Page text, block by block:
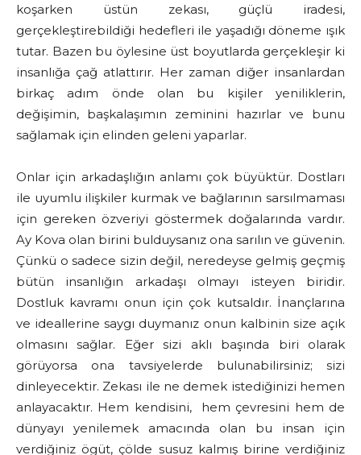
koşarken üstün zekası, güçlü iradesi,
gerçekleştirebildiği hedefleri ile yaşadığı döneme ışık
tutar. Bazen bu öylesine üst boyutlarda gerçekleşir ki
insanlığa çağ atlattırır. Her zaman diğer insanlardan
birkaç adım önde olan bu kişiler yeniliklerin,
değişimin, başkalaşımın zeminini hazırlar ve bunu
sağlamak için elinden geleni yaparlar.
Onlar için arkadaşlığın anlamı çok büyüktür. Dostları
ile uyumlu ilişkiler kurmak ve bağlarının sarsılmaması
için gereken özveriyi göstermek doğalarında vardır.
Ay Kova olan birini bulduysanız ona sarılın ve güvenin.
Çünkü o sadece sizin değil, neredeyse gelmiş geçmiş
bütün insanlığın arkadaşı olmayı isteyen biridir.
Dostluk kavramı onun için çok kutsaldır. İnançlarına
ve ideallerine saygı duymanız onun kalbinin size açık
olmasını sağlar. Eğer sizi aklı başında biri olarak
görüyorsa ona tavsiyelerde bulunabilirsiniz; sizi
dinleyecektir. Zekası ile ne demek istediğinizi hemen
anlayacaktır. Hem kendisini, hem çevresini hem de
dünyayı yenilemek amacında olan bu insan için
verdiğiniz ögüt, çölde susuz kalmış birine verdiğiniz